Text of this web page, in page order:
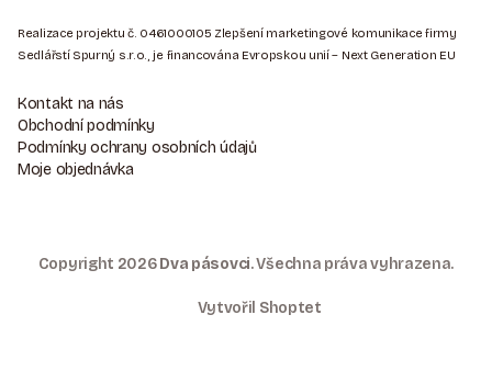
Á
P
A
T
Realizace projektu č. 0461000105 Zlepšení marketingové komunikace firmy
Sedlářstí Spurný s.r.o., je financována Evropskou unií – Next Generation EU
Kontakt na nás
Obchodní podmínky
Podmínky ochrany osobních údajů
Moje objednávka
Copyright 2026Dva pásovci. Všechna práva vyhrazena.
Vytvořil Shoptet